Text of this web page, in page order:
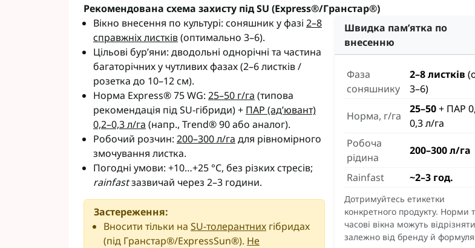
Рекомендована схема захисту під SU (Express®/Гранстар®)
Вікно внесення по культурі: соняшник у фазі 2–8
справжніх листків(оптимально 3–6).
Цільові бур’яни: дводольні однорічні та частина
багаторічних у чутливих фазах (2–6 листків /
розетка до 10–12 см).
Норма Express® 75 WG: 25–50 г/га (типова
рекомендація під SU-гібриди) + ПАР (ад’ювант)
0,2–0,3 л/га (напр., Trend® 90 або аналог).
Робочий розчин: 200–300 л/га для рівномірного
змочування листка.
Погодні умови: +10…+25 °C, без різких стресів;
rainfastзазвичай через 2–3 години.
Застереження:
Вносити тільки на SU-толерантних гібридах
(під Гранстар®/ExpressSun®). Не
Швидка пам’ятка по
внесенню
Фаза
соняшнику
2–8 листків
3–6)
Норма, г/га
25–50+ ПАР
0,3 л/га
Робоча
рідина
200–300 л/га
Rainfast ~2–3 год.
Дотримуйтесь етикетки
конкретного продукту. Норми
часові вікна можуть
залежно від бренду й